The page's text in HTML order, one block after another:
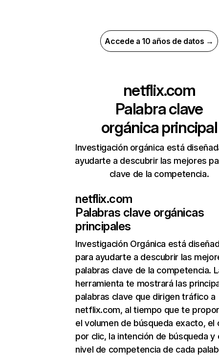
Accede a 10 años de datos →
netflix.com
Palabra clave
orgánica principal
Investigación orgánica está
ayudarte a descubrir las mejores
clave de la competencia.
netflix.com
Palabras clave orgánicas
principales
Investigación Orgánica está
para ayudarte a descubrir las
palabras clave de la competencia.
herramienta te mostrará las
palabras clave que dirigen tráfico a
netflix.com, al tiempo que te
el volumen de búsqueda exacto, el
por clic, la intención de búsqueda y
nivel de competencia de cada